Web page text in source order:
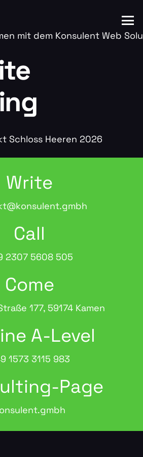
Schloss Heeren 2026
Write
Call
2307 5608 505
Come
177, 59174 Kamen
A-Level
1573 3115 983
Page